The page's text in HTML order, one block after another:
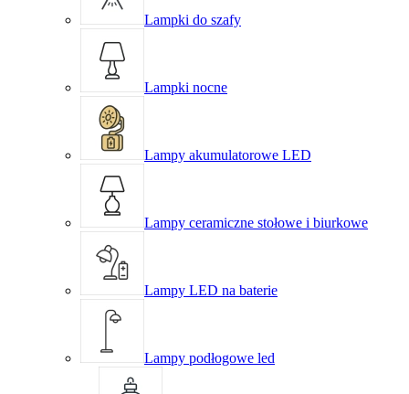
Lampki do szafy
Lampki nocne
Lampy akumulatorowe LED
Lampy ceramiczne stołowe i biurkowe
Lampy LED na baterie
Lampy podłogowe led